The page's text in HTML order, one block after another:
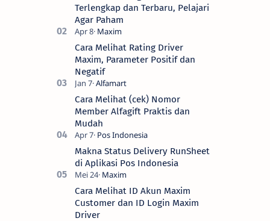
Terlengkap dan Terbaru, Pelajari
Agar Paham
Cara Melihat Rating Driver
Maxim, Parameter Positif dan
Negatif
Cara Melihat (cek) Nomor
Member Alfagift Praktis dan
Mudah
Makna Status Delivery RunSheet
di Aplikasi Pos Indonesia
Cara Melihat ID Akun Maxim
Customer dan ID Login Maxim
Driver